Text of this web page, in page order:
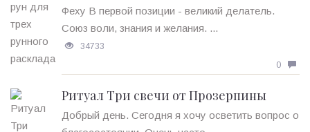
Феху В первой позиции - великий делатель.
Союз воли, знания и желания. ...
34733
0
Ритуал Три свечи от Прозерпины
Добрый день. Сегодня я хочу осветить вопрос о